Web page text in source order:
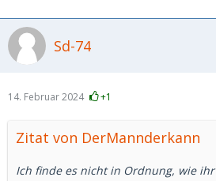
Sd-74
14. Februar 2024 +1
Zitat von DerMannderkann
Ich finde es nicht in Ordnung, wie